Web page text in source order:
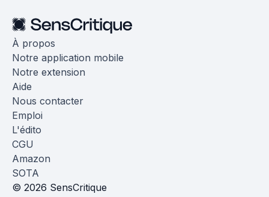
À propos
Notre application mobile
Notre extension
Aide
Nous contacter
Emploi
L'édito
CGU
Amazon
SOTA
© 2026 SensCritique